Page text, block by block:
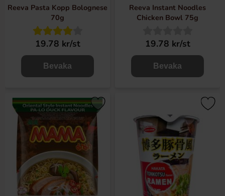
Reeva Pasta Kopp Bolognese
70g
19.78 kr/st
Bevaka
Reeva Instant Noodles
Chicken Bowl 75g
19.78 kr/st
Bevaka